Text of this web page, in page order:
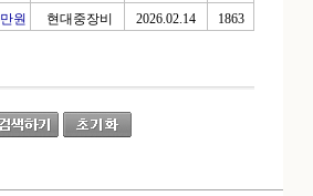
원 현대중장비 2026.02.14 1863